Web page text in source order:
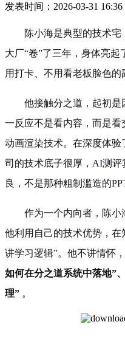
发表时间：2026-03-31 16:36
陈小海是典型的技术宅
大厂“卷”了三年，身体亮
用打卡、不用看老板脸色的
他接触分之道，起初是
一反应不是看内容，而是
动画渲染技术。在深度体
司的技术底子很厚，AI测
良，不是那种粗制滥造的
作为一个内向者，陈小
他利用自己的技术优势，
讲学习逻辑”。他不讲情怀
如何在分之道系统中落地”
理” 。